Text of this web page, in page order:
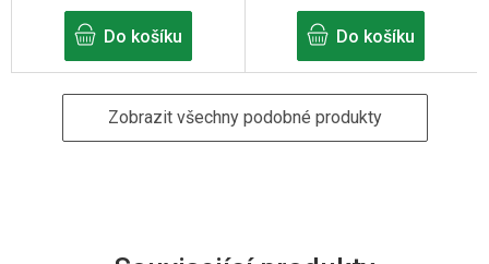
Do košíku Do košíku
Zobrazit všechny podobné produkty